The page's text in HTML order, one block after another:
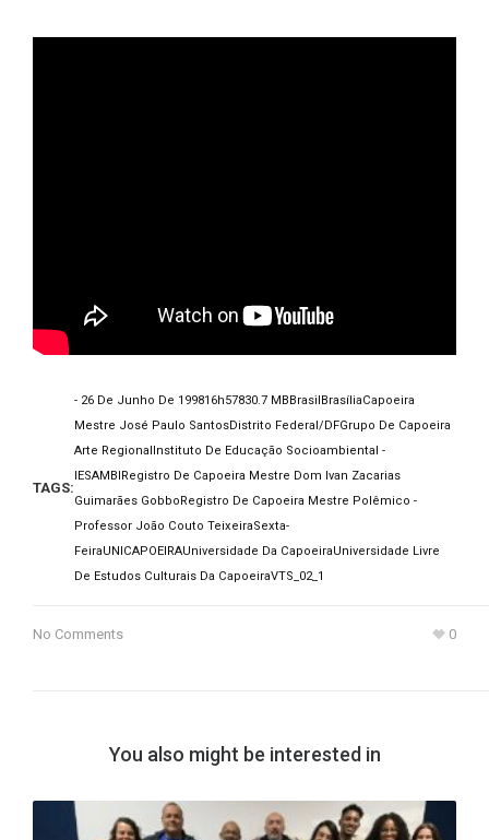
TAGS:
- 26 De Junho De 199816h57830.7 MBBrasilBrasíliaCapoeira
Mestre José Paulo SantosDistrito Federal/DFGrupo De Capoeira
Arte RegionalInstituto De Educação Socioambiental -
IESAMBIRegistro De Capoeira Mestre Dom Ivan Zacarias
Guimarães GobboRegistro De Capoeira Mestre Polêmico -
Professor João Couto TeixeiraSexta-
FeiraUNICAPOEIRAUniversidade Da CapoeiraUniversidade Livre
De Estudos Culturais Da CapoeiraVTS_02_1
No Comments 0
You also might be interested in